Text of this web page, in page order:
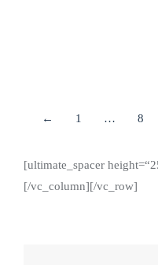
← 1 … 8
[ultimate_spacer
[/vc_column][/vc_row]